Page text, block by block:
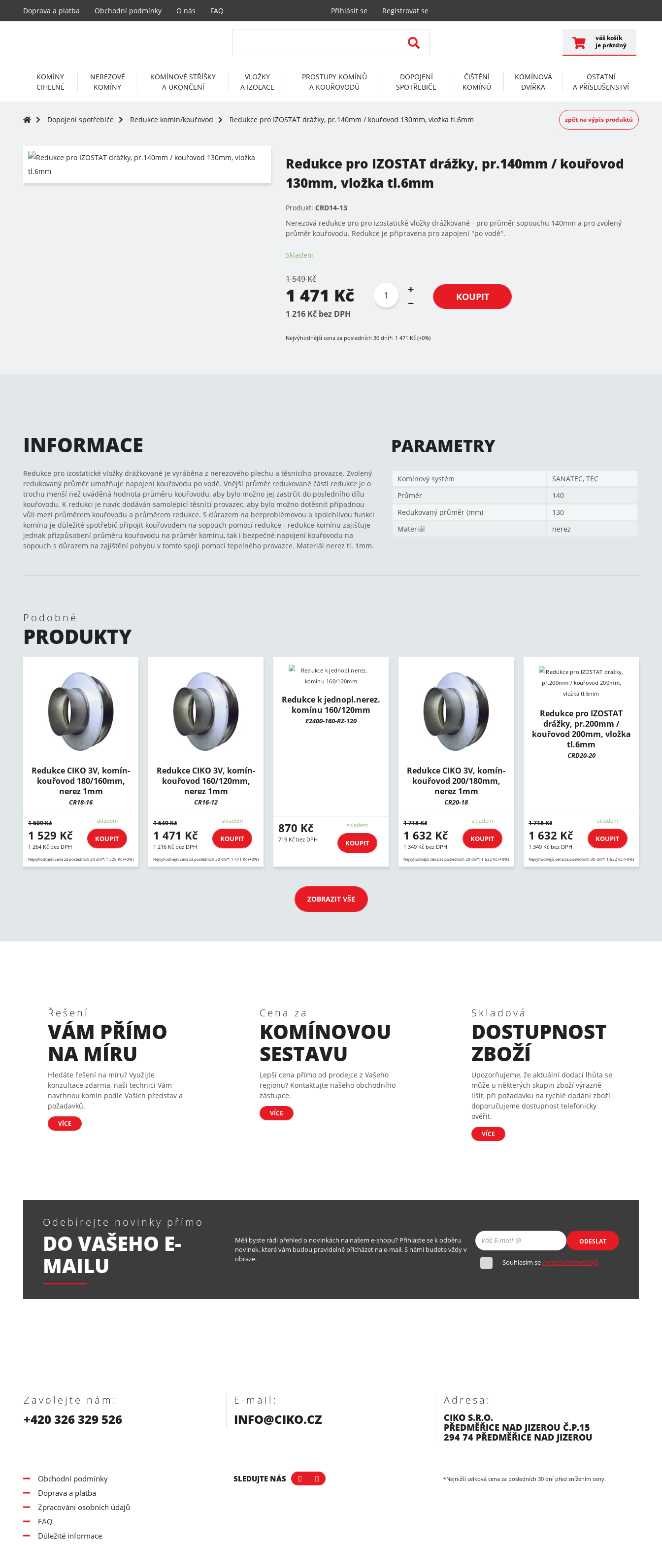
Doprava a platba Obchodní podmínky O nás FAQ Přihlásit se Registrovat se
váš košík
je prázdný
KOMÍNY
CIHELNÉ
NEREZOVÉ
KOMÍNY
KOMÍNOVÉ STŘÍŠKY
A UKONČENÍ
VLOŽKY
A IZOLACE
PROSTUPY KOMÍNŮ
A KOUŘOVODŮ
DOPOJENÍ
SPOTŘEBIČE
ČIŠTĚNÍ
KOMÍNŮ
KOMÍNOVÁ
DVÍŘKA
OSTATNÍ
A PŘÍSLUŠENSTVÍ
Dopojení spotřebiče Redukce komín/kouřovod Redukce pro IZOSTAT drážky, pr.140mm / kouřovod 130mm, vložka tl.6mm zpět na výpis produktů
Redukce pro IZOSTAT drážky, pr.140mm / kouřovod
130mm, vložka tl.6mm
Produkt: CRD14-13
Nerezová redukce pro pro izostatické vložky drážkované - pro průměr sopouchu 140mm a pro zvolený
průměr kouřovodu. Redukce je připravena pro zapojení "po vodě".
Skladem
1 549 Kč
1 471 Kč
1 216 Kč bez DPH
KOUPIT
Nejvýhodnější cena za posledních 30 dní*: 1 471 Kč (+0%)
INFORMACE
Redukce pro izostatické vložky drážkované je vyráběna z nerezového plechu a těsnícího provazce. Zvolený
redukovaný průměr umožňuje napojení kouřovodu po vodě. Vnější průměr redukované části redukce je o
trochu menší než uváděná hodnota průměru kouřovodu, aby bylo možno jej zastrčit do posledního dílu
kouřovodu. K redukci je navíc dodáván samolepící těsnící provazec, aby bylo možno dotěsnit případnou
vůli mezi průměrem kouřovodu a průměrem redukce. S důrazem na bezproblémovou a spolehlivou funkci
komínu je důležité spotřebič připojit kouřovodem na sopouch pomocí redukce - redukce komínu zajišťuje
jednak přizpůsobení průměru kouřovodu na průměr komínu, tak i bezpečné napojení kouřovodu na
sopouch s důrazem na zajištění pohybu v tomto spoji pomocí tepelného provazce. Materiál nerez tl. 1mm.
PARAMETRY
Komínový systém
SANATEC, TEC
Průměr
140
Redukovaný průměr (mm)
130
Materiál
nerez
Podobné
PRODUKTY
Redukce CIKO 3V, komín-
kouřovod 180/160mm,
nerez 1mm
CR18-16
1 609 Kč
1 529 Kč
1 264 Kč bez DPH
skladem
KOUPIT
Nejvýhodnější cena za posledních 30 dní*: 1 529 Kč (+0%)
Redukce CIKO 3V, komín-
kouřovod 160/120mm,
nerez 1mm
CR16-12
1 549 Kč
1 471 Kč
1 216 Kč bez DPH
skladem
KOUPIT
Nejvýhodnější cena za posledních 30 dní*: 1 471 Kč (+0%)
Redukce k jednopl.nerez.
komínu 160/120mm
E2400-160-RZ-120
870 Kč
719 Kč bez DPH
skladem
KOUPIT
Redukce CIKO 3V, komín-
kouřovod 200/180mm,
nerez 1mm
CR20-18
1 718 Kč
1 632 Kč
1 349 Kč bez DPH
skladem
KOUPIT
Nejvýhodnější cena za posledních 30 dní*: 1 632 Kč (+0%)
Redukce pro IZOSTAT
drážky, pr.200mm /
kouřovod 200mm, vložka
tl.6mm
CRD20-20
1 718 Kč
1 632 Kč
1 349 Kč bez DPH
skladem
KOUPIT
Nejvýhodnější cena za posledních 30 dní*: 1 632 Kč (+0%)
ZOBRAZIT VŠE
Řešení
VÁM PŘÍMO
NA MÍRU
Hledáte řešení na míru? Využijte
konzultace zdarma, naši technici Vám
navrhnou komín podle Vašich představ a
požadavků.
VÍCE
Cena za
KOMÍNOVOU
SESTAVU
Lepší cena přímo od prodejce z Vašeho
regionu? Kontaktujte našeho obchodního
zástupce.
VÍCE
Skladová
DOSTUPNOST
ZBOŽÍ
Upozorňujeme, že aktuální dodací lhůta se
může u některých skupin zboží výrazně
lišit, při požadavku na rychlé dodání zboží
doporučujeme dostupnost telefonicky
ověřit.
VÍCE
Odebírejte novinky přímo
DO VAŠEHO E-
MAILU
Měli byste rádi přehled o novinkách na našem e-shopu? Přihlaste se k odběru
novinek, které vám budou pravidelně přicházet na e-mail. S námi budete vždy v
obraze.
ODESLAT
Souhlasím sezpracováním údajů
Zavolejte nám:
+420 326 329 526
E-mail:
INFO@CIKO.CZ
Adresa:
CIKO S.R.O.
PŘEDMĚŘICE NAD JIZEROU Č.P.15
294 74 PŘEDMĚŘICE NAD JIZEROU
Obchodní podmínky
Doprava a platba
Zpracování osobních údajů
FAQ
Důležité informace
SLEDUJTE NÁS *Nejnižší celková cena za posledních 30 dní před snížením ceny.